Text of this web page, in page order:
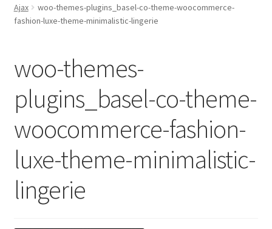
Ajax
woo-themes-plugins_basel-co-theme-woocommerce-
fashion-luxe-theme-minimalistic-lingerie
woo-themes-
plugins_basel-co-theme-
woocommerce-fashion-
luxe-theme-minimalistic-
lingerie